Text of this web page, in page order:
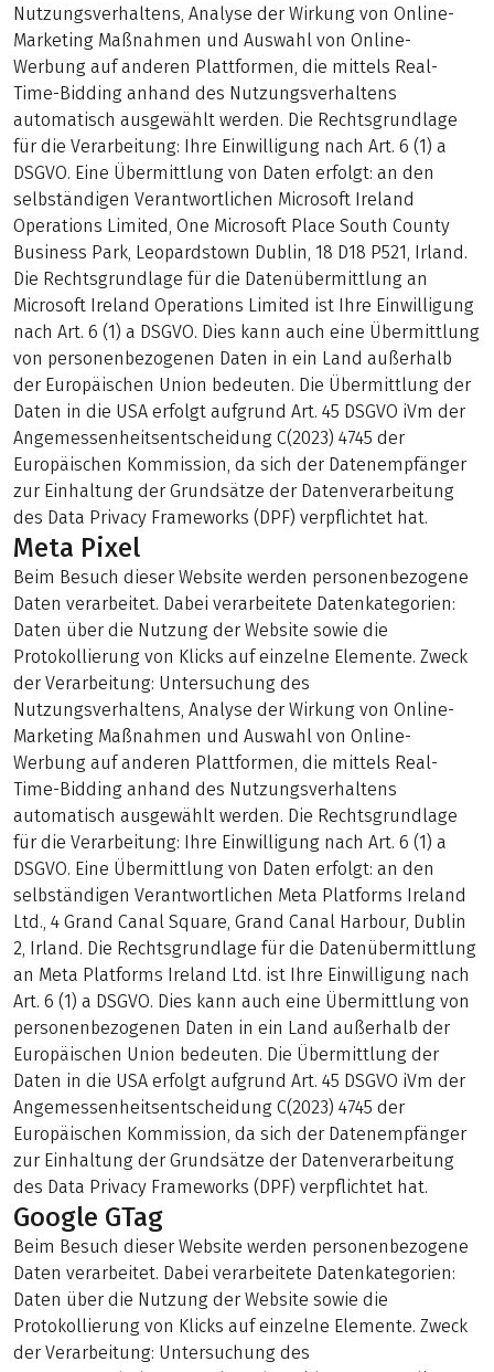
Nutzungsverhaltens, Analyse der Wirkung von Online-
Marketing Maßnahmen und Auswahl von Online-
Werbung auf anderen Plattformen, die mittels Real-
Time-Bidding anhand des Nutzungsverhaltens
automatisch ausgewählt werden. Die Rechtsgrundlage
für die Verarbeitung: Ihre Einwilligung nach Art. 6 (1) a
DSGVO. Eine Übermittlung von Daten erfolgt: an den
selbständigen Verantwortlichen Microsoft Ireland
Operations Limited, One Microsoft Place South County
Business Park, Leopardstown Dublin, 18 D18 P521, Irland.
Die Rechtsgrundlage für die Datenübermittlung an
Microsoft Ireland Operations Limited ist Ihre Einwilligung
nach Art. 6 (1) a DSGVO. Dies kann auch eine Übermittlung
von personenbezogenen Daten in ein Land außerhalb
der Europäischen Union bedeuten. Die Übermittlung der
Daten in die USA erfolgt aufgrund Art. 45 DSGVO iVm der
Angemessenheitsentscheidung C(2023) 4745 der
Europäischen Kommission, da sich der Datenempfänger
zur Einhaltung der Grundsätze der Datenverarbeitung
des Data Privacy Frameworks (DPF) verpflichtet hat.
Meta Pixel
Beim Besuch dieser Website werden personenbezogene
Daten verarbeitet. Dabei verarbeitete Datenkategorien:
Daten über die Nutzung der Website sowie die
Protokollierung von Klicks auf einzelne Elemente. Zweck
der Verarbeitung: Untersuchung des
Nutzungsverhaltens, Analyse der Wirkung von Online-
Marketing Maßnahmen und Auswahl von Online-
Werbung auf anderen Plattformen, die mittels Real-
Time-Bidding anhand des Nutzungsverhaltens
automatisch ausgewählt werden. Die Rechtsgrundlage
für die Verarbeitung: Ihre Einwilligung nach Art. 6 (1) a
DSGVO. Eine Übermittlung von Daten erfolgt: an den
selbständigen Verantwortlichen Meta Platforms Ireland
Ltd., 4 Grand Canal Square, Grand Canal Harbour, Dublin
2, Irland. Die Rechtsgrundlage für die Datenübermittlung
an Meta Platforms Ireland Ltd. ist Ihre Einwilligung nach
Art. 6 (1) a DSGVO. Dies kann auch eine Übermittlung von
personenbezogenen Daten in ein Land außerhalb der
Europäischen Union bedeuten. Die Übermittlung der
Daten in die USA erfolgt aufgrund Art. 45 DSGVO iVm der
Angemessenheitsentscheidung C(2023) 4745 der
Europäischen Kommission, da sich der Datenempfänger
zur Einhaltung der Grundsätze der Datenverarbeitung
des Data Privacy Frameworks (DPF) verpflichtet hat.
Google GTag
Beim Besuch dieser Website werden personenbezogene
Daten verarbeitet. Dabei verarbeitete Datenkategorien:
Daten über die Nutzung der Website sowie die
Protokollierung von Klicks auf einzelne Elemente. Zweck
der Verarbeitung: Untersuchung des